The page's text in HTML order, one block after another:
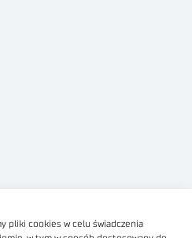
pliki cookies w celu świadczenia